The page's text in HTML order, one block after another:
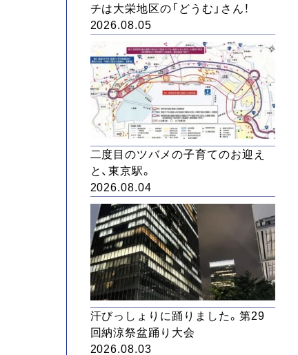
チは大栄地区の「どうむ」さん！
2026.08.05
二度目のツバメの子育てのお迎え
と、東京駅。
2026.08.04
汗びっしょりに踊りました。第29
回納涼祭盆踊り大会
2026.08.03